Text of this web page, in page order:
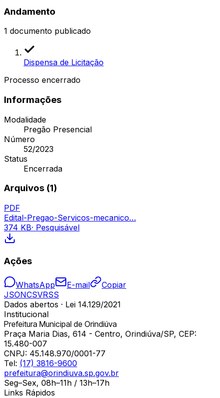
Andamento
1 documento publicado
Dispensa de Licitação
Processo encerrado
Informações
Modalidade
Pregão Presencial
Número
52/2023
Status
Encerrada
Arquivos (1)
PDF
Edital-Pregao-Servicos-mecanico…
374 KB· Pesquisável
Ações
WhatsApp E-mail
Copiar
JSONCSVRSS
Dados abertos · Lei 14.129/2021
Institucional
Prefeitura Municipal de Orindiúva
Praça Maria Dias, 614 - Centro, Orindiúva/SP, CEP:
15.480-007
CNPJ: 45.148.970/0001-77
Tel: (17) 3816-9600
prefeitura@orindiuva.sp.gov.br
Seg–Sex, 08h–11h / 13h–17h
Links Rápidos